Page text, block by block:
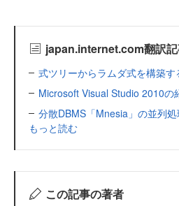
japan.internet.com翻訳
式ツリーからラムダ式を構築す
Microsoft Visual Studio 2010の
分散DBMS「Mnesia」の並列処
もっと読む
この記事の著者